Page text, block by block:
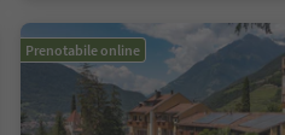
Prenotabile online